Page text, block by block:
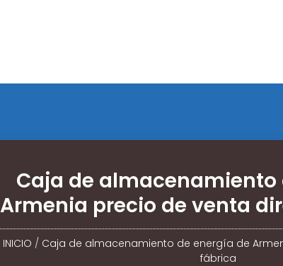
Caja de almacenamiento
Armenia precio de venta
INICIO / Caja de almacenamiento de energía de
fábrica